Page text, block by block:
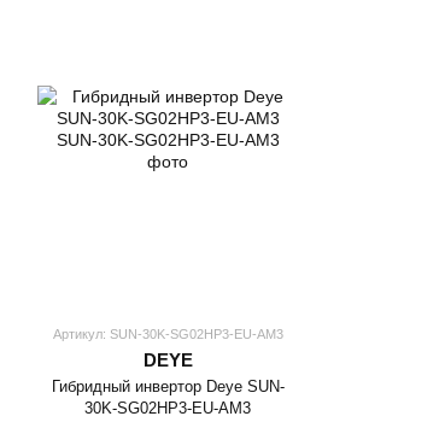
Артикул: SUN-30K-SG02HP3-EU-AM3
DEYE
Гибридный инвертор Deye SUN-
30K-SG02HP3-EU-AM3